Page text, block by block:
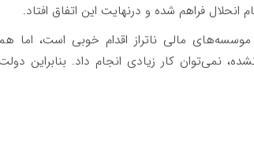
انحلال فراهم شده و درنهایت این اتفاق افتاد.
موسسه‌های مالی ناتراز اقدام خوبی است، اما
نمی‌توان کار زیادی انجام داد. بنابراین